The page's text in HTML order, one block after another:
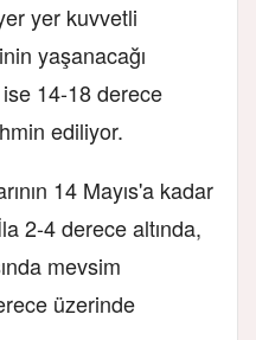
yer kuvvetli
yaşanacağı
ise 14-18 derece
ediliyor.
14 Mayıs'a kadar
2-4 derece altında,
mevsim
üzerinde